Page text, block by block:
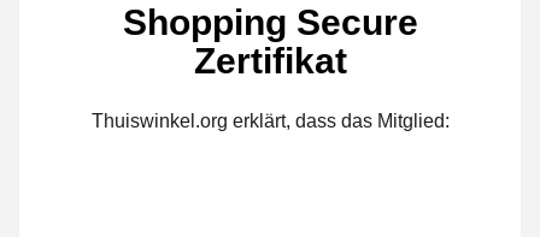
Shopping Secure
Zertifikat
Thuiswinkel.org erklärt, dass das Mitglied: